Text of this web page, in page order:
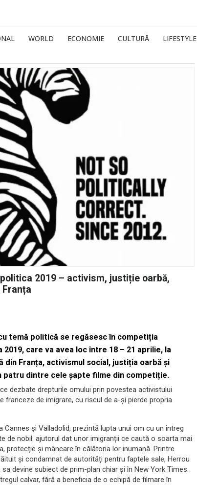
WORLD ECONOMIE CULTURĂ LIFESTYLE
2019 – activism, justiție oarbă,
temă politică se regăsesc în competiția
2019, care va avea loc între 18 – 21 aprilie, la
din Franța, activismul social, justiția oarbă și
patru dintre cele șapte filme din competiție.
dezbate drepturile omului prin povestea activistului
franceze de imigrare, cu riscul de a-și pierde propria
și Valladolid, prezintă lupta unui om cu un întreg
de nobil: ajutorul dat unor imigranții ce caută o soarta mai
protecție și mâncare în călătoria lor inumană. Printre
și condamnat de autorități pentru faptele sale, Herrou
devine subiect de prim-plan chiar și în New York Times.
calvar, fără a beneficia de o echipă de filmare în